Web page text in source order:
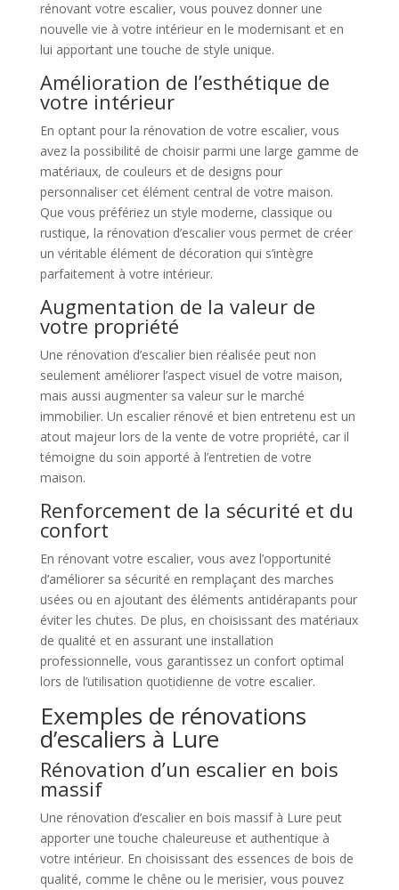
rénovant votre escalier, vous pouvez donner une
nouvelle vie à votre intérieur en le modernisant et en
lui apportant une touche de style unique.
Amélioration de l’esthétique de
votre intérieur
En optant pour la rénovation de votre escalier, vous
avez la possibilité de choisir parmi une large gamme de
matériaux, de couleurs et de designs pour
personnaliser cet élément central de votre maison.
Que vous préfériez un style moderne, classique ou
rustique, la rénovation d’escalier vous permet de créer
un véritable élément de décoration qui s’intègre
parfaitement à votre intérieur.
Augmentation de la valeur de
votre propriété
Une rénovation d’escalier bien réalisée peut non
seulement améliorer l’aspect visuel de votre maison,
mais aussi augmenter sa valeur sur le marché
immobilier. Un escalier rénové et bien entretenu est un
atout majeur lors de la vente de votre propriété, car il
témoigne du soin apporté à l’entretien de votre
maison.
Renforcement de la sécurité et du
confort
En rénovant votre escalier, vous avez l’opportunité
d’améliorer sa sécurité en remplaçant des marches
usées ou en ajoutant des éléments antidérapants pour
éviter les chutes. De plus, en choisissant des matériaux
de qualité et en assurant une installation
professionnelle, vous garantissez un confort optimal
lors de l’utilisation quotidienne de votre escalier.
Exemples de rénovations
d’escaliers à Lure
Rénovation d’un escalier en bois
massif
Une rénovation d’escalier en bois massif à Lure peut
apporter une touche chaleureuse et authentique à
votre intérieur. En choisissant des essences de bois de
qualité, comme le chêne ou le merisier, vous pouvez